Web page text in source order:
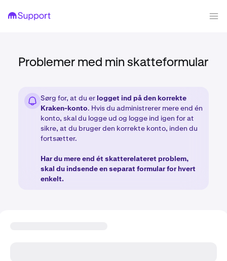
Problemer med min skatteformular
Sørg for, at du er logget ind på den korrekte
Kraken-konto. Hvis du administrerer mere end én
konto, skal du logge ud og logge ind igen for at
sikre, at du bruger den korrekte konto, inden du
fortsætter.
Har du mere end ét skatterelateret problem,
skal du indsende en separat formular for hvert
enkelt.